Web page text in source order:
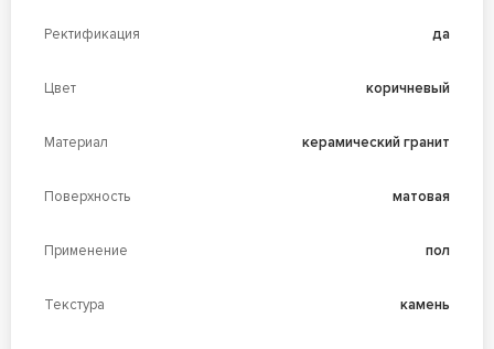
Ректификация да
Цвет коричневый
Материал керамический гранит
Поверхность матовая
Применение пол
Текстура камень